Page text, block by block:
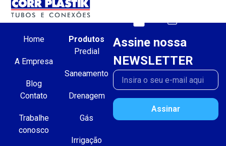
Home
A Empresa
Blog
Contato
Trabalhe
conosco
Produtos
Predial
Saneamento
Drenagem
Gás
Irrigação
Assine nossa
NEWSLETTER
Assinar